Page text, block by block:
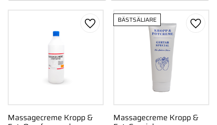
Massagecreme Kropp &
Lägg till i favoriter
Massagecreme Kropp &
BÄSTSÄLJARE
Lägg